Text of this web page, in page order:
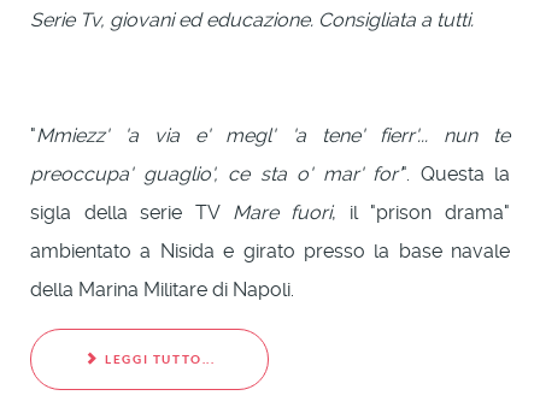
Serie Tv, giovani ed educazione. Consigliata a tutti.
"Mmiezz' 'a via e' megl' 'a tene' fierr'... nun te
preoccupa' guaglio', ce sta o' mar' for'". Questa la
sigla della serie TV Mare fuori, il "prison drama"
ambientato a Nisida e girato presso la base navale
della Marina Militare di Napoli.
LEGGI TUTTO...